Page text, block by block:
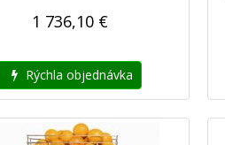
1 736,10 €
Rýchla objednávka